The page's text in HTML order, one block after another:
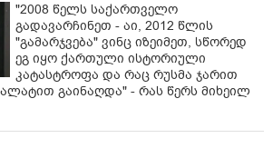
"2008 წელს საქართველო
გადავარჩინეთ - აი, 2012 წლის
"გამარჯვება" ვინც იზეიმეთ, სწორედ
ეგ იყო ქართული ისტორიული
კატასტროფა და რაც რუსმა ჯარით
გაინაღდა" - რას წერს მიხეილ